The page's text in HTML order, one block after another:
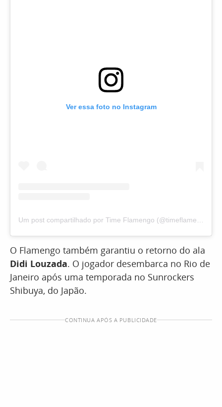
Ver essa foto no Instagram
O Flamengo também garantiu o retorno do ala
Didi Louzada. O jogador desembarca no Rio de
Janeiro após uma temporada no Sunrockers
Shibuya, do Japão.
CONTINUA APÓS A PUBLICIDADE